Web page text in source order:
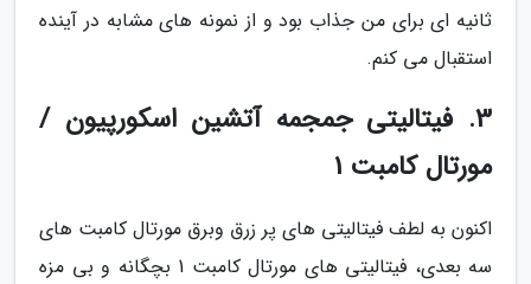
ثانیه ای برای من جذاب بود و از نمونه های مشابه در آینده
استقبال می کنم.
3. فیتالیتی جمجمه آتشین اسکورپیون /
مورتال کامبت 1
اکنون به لطف فیتالیتی های پر زرق وبرق مورتال کامبت های
سه بعدی، فیتالیتی های مورتال کامبت 1 بچگانه و بی مزه